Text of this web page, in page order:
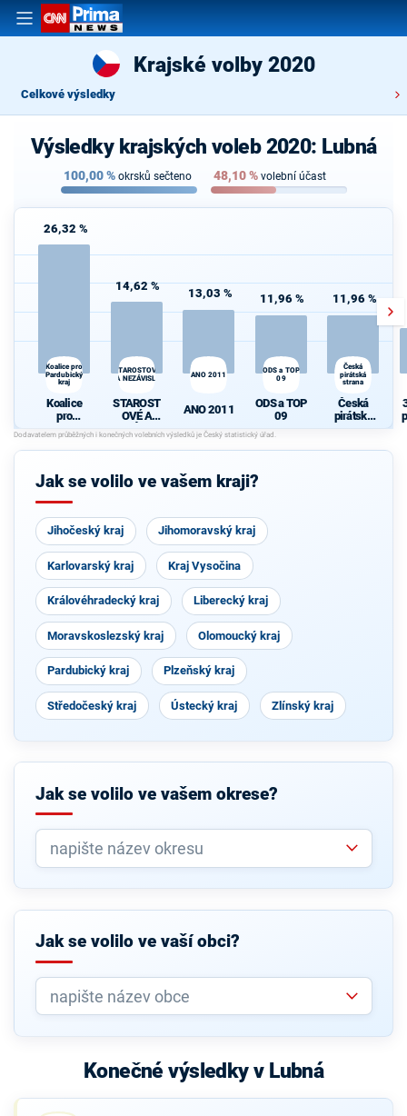
Krajské volby 2020
Celkové výsledky
Výsledky krajských voleb 2020: Lubná
100,00% okrsků sečteno 48,10% volební účast
26,32 %
Koalice pro
Pardubický
kraj
Koalice
pro
Pardubick
ý kraj
14,62 %
STAROSTOVÉ
A NEZÁVISLÍ
STAROST
OVÉ A
NEZÁVISL
Í
13,03 %
ANO 2011
ANO 2011
11,96 %
ODS a TOP
09
ODS a TOP
09
11,96 %
Česká
pirátská
strana
Česká
pirátská
strana
Jak se volilo ve vašem kraji?
Jihočeský kraj Jihomoravský kraj
Karlovarský kraj Kraj Vysočina
Královéhradecký kraj Liberecký kraj
Moravskoslezský kraj Olomoucký kraj
Pardubický kraj Plzeňský kraj
Středočeský kraj Ústecký kraj Zlínský kraj
Jak se volilo ve vašem okrese?
Jak se volilo ve vaší obci?
Konečné výsledky v Lubná